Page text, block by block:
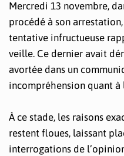
Mercredi 13 novembre,
procédé à son
tentative infructueuse
veille. Ce dernier avait
avortée dans un
incompréhension quant
À ce stade, les raisons
restent floues, laissant
interrogations de